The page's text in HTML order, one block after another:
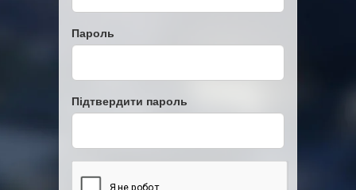
Пароль
Підтвердити пароль